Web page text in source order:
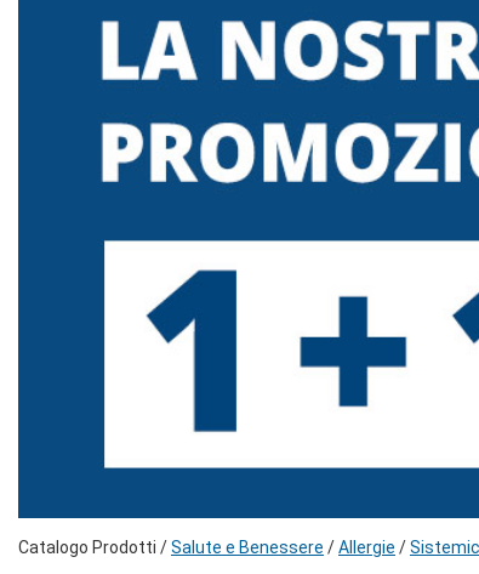
Catalogo Prodotti /Salute e Benessere /Allergie /